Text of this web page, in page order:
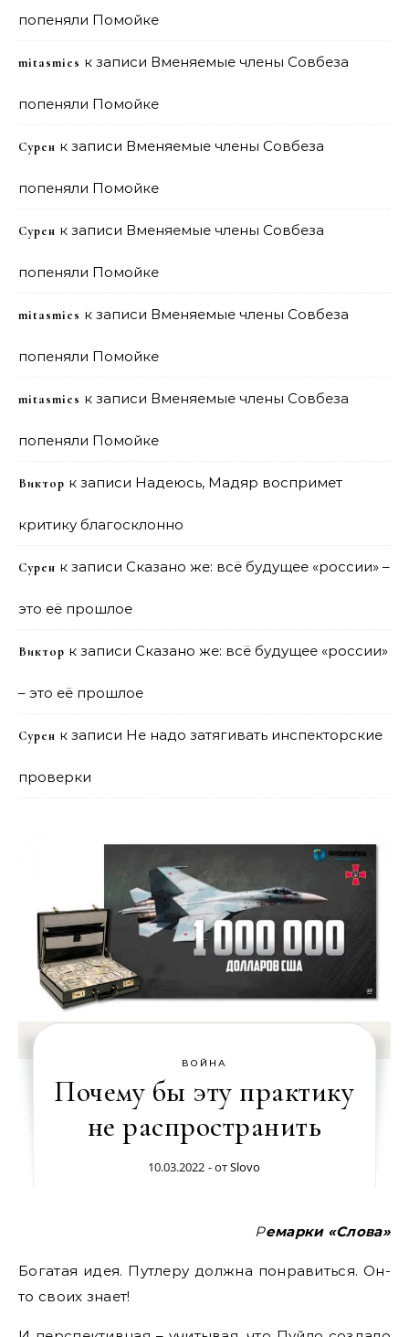
попеняли Помойке
mitasmies к записи Вменяемые члены Совбеза
попеняли Помойке
Сурен к записи Вменяемые члены Совбеза
попеняли Помойке
Сурен к записи Вменяемые члены Совбеза
попеняли Помойке
mitasmies к записи Вменяемые члены Совбеза
попеняли Помойке
mitasmies к записи Вменяемые члены Совбеза
попеняли Помойке
Виктор к записи Надеюсь, Мадяр воспримет
критику благосклонно
Сурен к записи Сказано же: всё будущее «россии» –
это её прошлое
Виктор к записи Сказано же: всё будущее «россии»
– это её прошлое
Сурен к записи Не надо затягивать инспекторские
проверки
ВОЙНА
Почему бы эту практику
не распространить
10.03.2022 - отSlovo
Ремарки «Слова»
Богатая идея. Путлеру должна понравиться. Он-
то своих знает!